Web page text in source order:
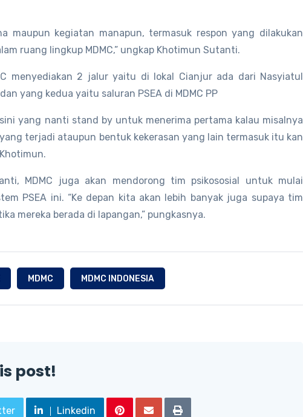
maupun kegiatan manapun, termasuk respon yang dilakukan
ruang lingkup MDMC,” ungkap Khotimun Sutanti.
menyediakan 2 jalur yaitu di lokal Cianjur ada dari Nasyiatul
yang kedua yaitu saluran PSEA di MDMC PP
yang nanti stand by untuk menerima pertama kalau misalnya
terjadi ataupun bentuk kekerasan yang lain termasuk itu kan
MDMC juga akan mendorong tim psikososial untuk mulai
PSEA ini. “Ke depan kita akan lebih banyak juga supaya tim
mereka berada di lapangan,” pungkasnya.
MDMC MDMC INDONESIA
post!
Linkedin